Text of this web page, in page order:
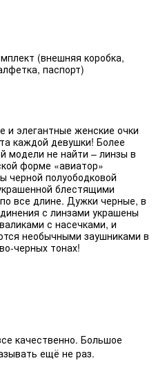
(внешняя коробка,
паспорт)
и элегантные женские очки
каждой девушки! Более
модели не найти – линзы в
форме «авиатор»
черной полуободковой
блестящими
все длине. Дужки черные, в
с линзами украшены
с насечками, и
необычными заушниками в
черных тонах!
качественно. Большое
ещё не раз.